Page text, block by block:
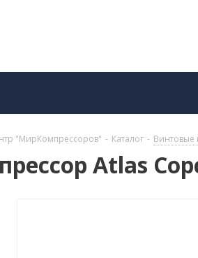
"МирКомпрессоров" - Каталог - Винтовые
Atlas